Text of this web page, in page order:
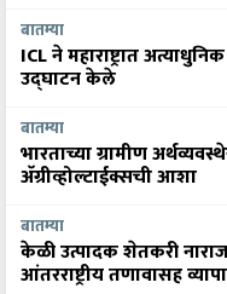
बातम्या
ICL ने महाराष्ट्रात
उद्घाटन केले
बातम्या
भारताच्या ग्रामीण
अ‍ॅग्रीव्होल्टाईक्सची आशा
बातम्या
केळी उत्पादक शेतकरी
आंतरराष्ट्रीय तणावासह